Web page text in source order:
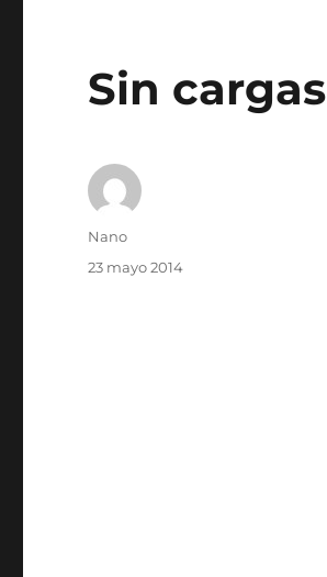
Sin cargas
Autor
Nano
Publicado
23 mayo 2014